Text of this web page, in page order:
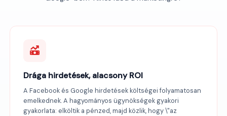
Drága hirdetések, alacsony ROI
A Facebook és Google hirdetések költségei folyamatosan
emelkednek. A hagyományos ügynökségek gyakori
gyakorlata: elköltik a pénzed, majd közlik, hogy \"az